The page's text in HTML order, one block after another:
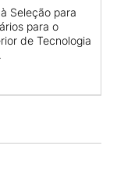
Seleção para
para o
de Tecnologia